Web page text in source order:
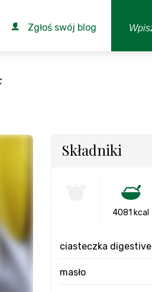
Zgłoś swój blog
Składniki
4081 kcal
ciasteczka digestive
masło